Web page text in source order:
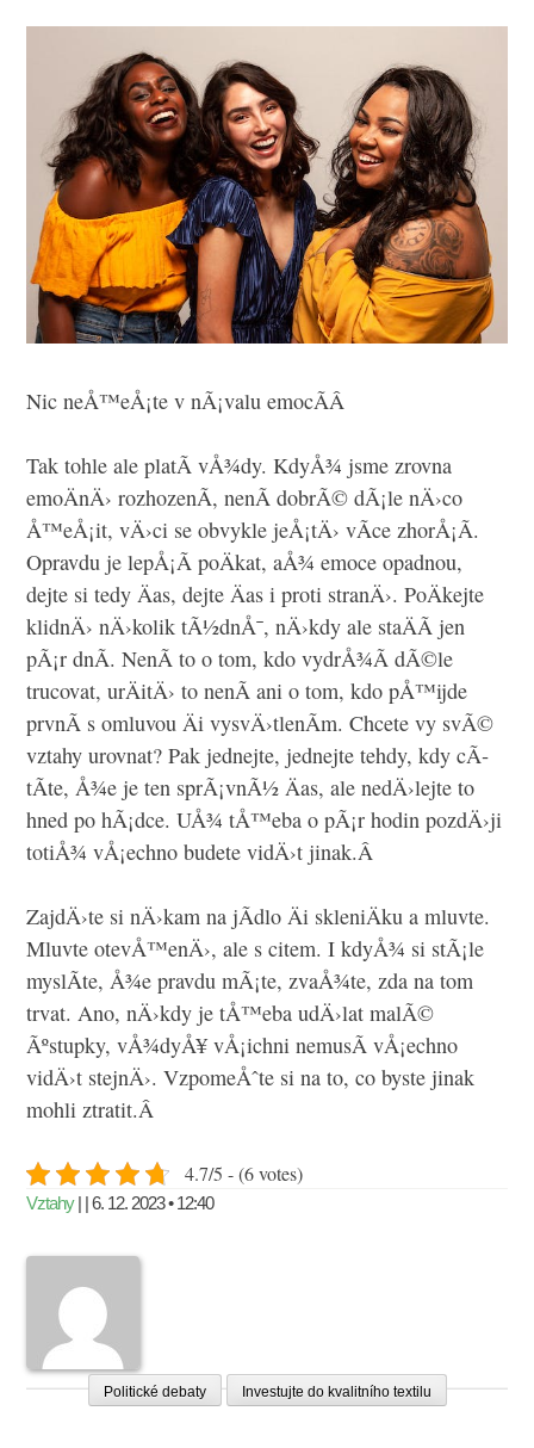
Nic neÅ™eÅ¡te v nÃ¡valu emocÃ­Â
Tak tohle ale platÃ­ vÅ¾dy. KdyÅ¾ jsme zrovna
emoÄnÄ› rozhozenÃ­, nenÃ­ dobrÃ© dÃ¡le nÄ›co
Å™eÅ¡it, vÄ›ci se obvykle jeÅ¡tÄ› vÃ­ce zhorÅ¡Ã­.
Opravdu je lepÅ¡Ã­ poÄkat, aÅ¾ emoce opadnou,
dejte si tedy Äas, dejte Äas i proti stranÄ›. PoÄkejte
klidnÄ› nÄ›kolik tÃ½dnÅ¯, nÄ›kdy ale staÄÃ­ jen
pÃ¡r dnÃ­. NenÃ­ to o tom, kdo vydrÅ¾Ã­ dÃ©le
trucovat, urÄitÄ› to nenÃ­ ani o tom, kdo pÅ™ijde
prvnÃ­ s omluvou Äi vysvÄ›tlenÃ­m. Chcete vy svÃ©
vztahy urovnat? Pak jednejte, jednejte tehdy, kdy cÃ­
tÃ­te, Å¾e je ten sprÃ¡vnÃ½ Äas, ale nedÄ›lejte to
hned po hÃ¡dce. UÅ¾ tÅ™eba o pÃ¡r hodin pozdÄ›ji
totiÅ¾ vÅ¡echno budete vidÄ›t jinak.Â
ZajdÄ›te si nÄ›kam na jÃ­dlo Äi skleniÄku a mluvte.
Mluvte otevÅ™enÄ›, ale s citem. I kdyÅ¾ si stÃ¡le
myslÃ­te, Å¾e pravdu mÃ¡te, zvaÅ¾te, zda na tom
trvat. Ano, nÄ›kdy je tÅ™eba udÄ›lat malÃ©
Ãºstupky, vÅ¾dyÅ¥ vÅ¡ichni nemusÃ­ vÅ¡echno
vidÄ›t stejnÄ›. VzpomeÅˆte si na to, co byste jinak
mohli ztratit.Â
4.7/5 - (6 votes)
Vztahy| | 6. 12. 2023 • 12:40
Politické debaty Investujte do kvalitního textilu